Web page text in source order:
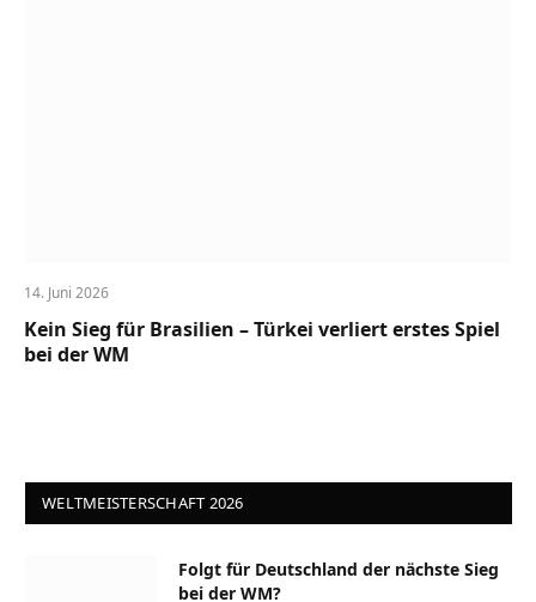
14. Juni 2026
Kein Sieg für Brasilien – Türkei verliert erstes Spiel
bei der WM
WELTMEISTERSCHAFT 2026
Folgt für Deutschland der nächste Sieg
bei der WM?